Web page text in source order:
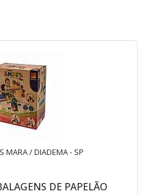
MARA / DIADEMA - SP
DE PAPELÃO